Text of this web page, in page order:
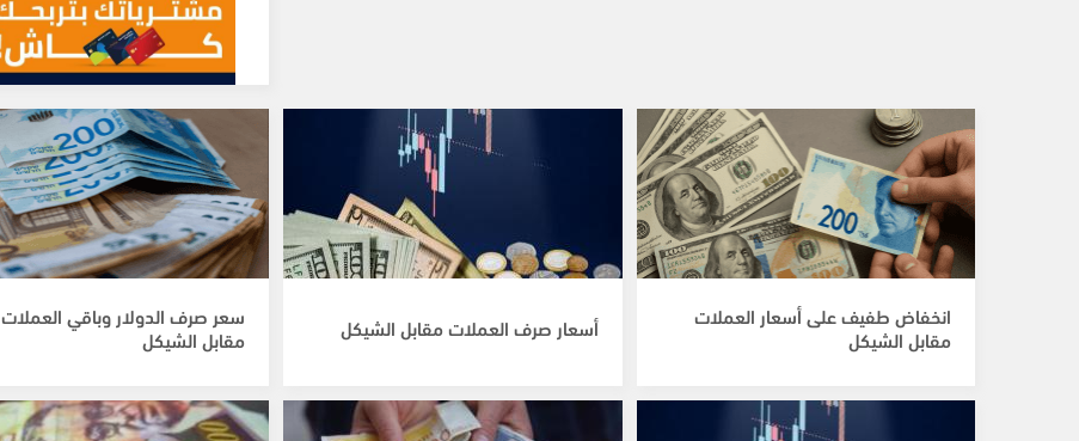
انخفاض طفيف على أسعار العملات
مقابل الشيكل
أسعار صرف العملات مقابل الشيكل
سعر صرف الدولار وباقي العملات
مقابل الشيكل